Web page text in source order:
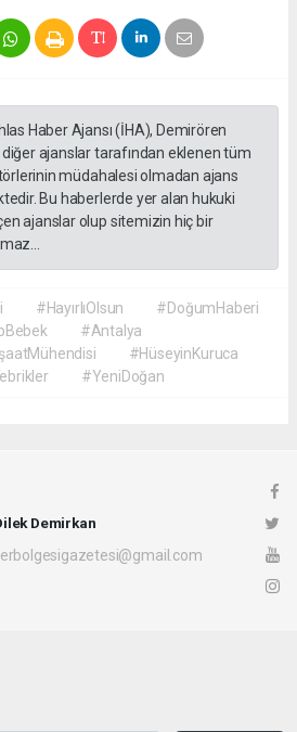
Haber Ajansı (İHA), Demirören
diğer ajanslar tarafından eklenen tüm
müdahalesi olmadan ajans
Bu haberlerde yer alan hukuki
ajanslar olup sitemizin hiç bir
#HayırlıOlsun
#DoğumHaberi
#Antalya
#HüseyinKuruca
#YeniDoğan
Demirkan